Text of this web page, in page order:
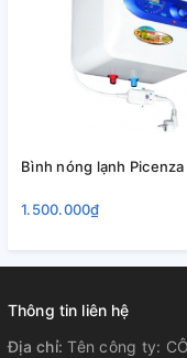
Bình nóng lạnh Picenza
1.500.000₫
Thông tin liên hệ
Địa chỉ:Tên công ty: